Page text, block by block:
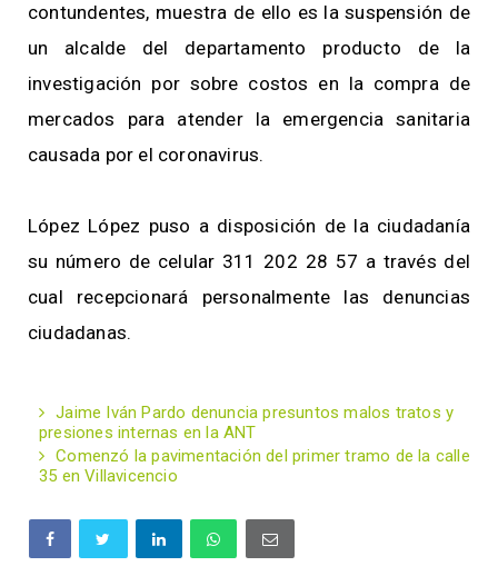
contundentes, muestra de ello es la suspensión de
un alcalde del departamento producto de la
investigación por sobre costos en la compra de
mercados para atender la emergencia sanitaria
causada por el coronavirus.
López López puso a disposición de la ciudadanía
su número de celular 311 202 28 57 a través del
cual recepcionará personalmente las denuncias
ciudadanas.
Jaime Iván Pardo denuncia presuntos malos tratos y
presiones internas en la ANT
Comenzó la pavimentación del primer tramo de la calle
35 en Villavicencio